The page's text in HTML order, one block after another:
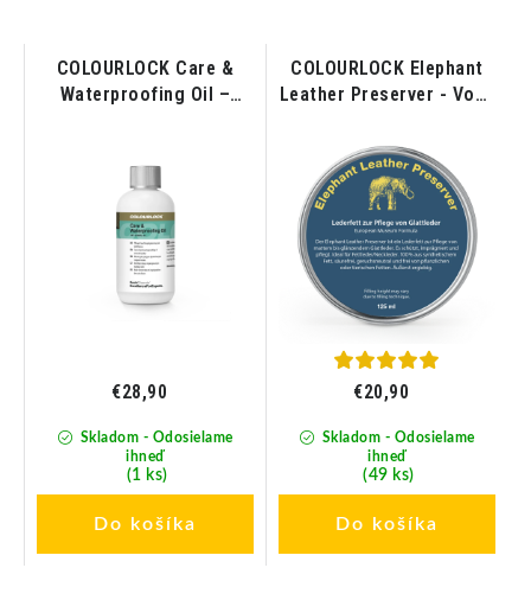
COLOURLOCK Care &
Waterproofing Oil –
Skladom - Odosielame
ihneď
(1 ks)
€28,90
Do košíka
COLOURLOCK Elephant
Leather Preserver - Vosk
Skladom - Odosielame
ihneď
(49 ks)
€20,90
Do košíka